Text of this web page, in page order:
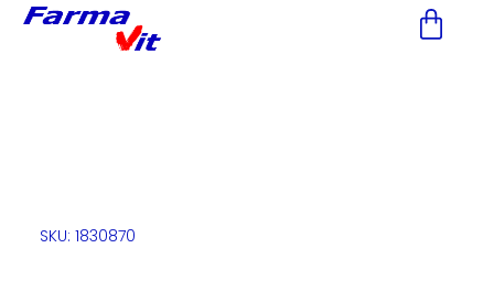
Nota:
accesibilidad.
SKU: 1830870